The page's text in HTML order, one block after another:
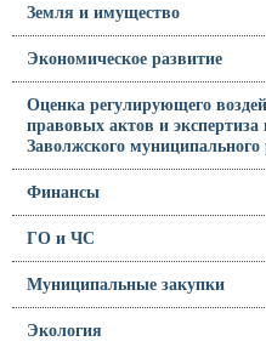
Земля и имущество
Экономическое развитие
Оценка регулирующего
правовых актов и
Заволжского муниципального
Финансы
ГО и ЧС
Муниципальные закупки
Экология